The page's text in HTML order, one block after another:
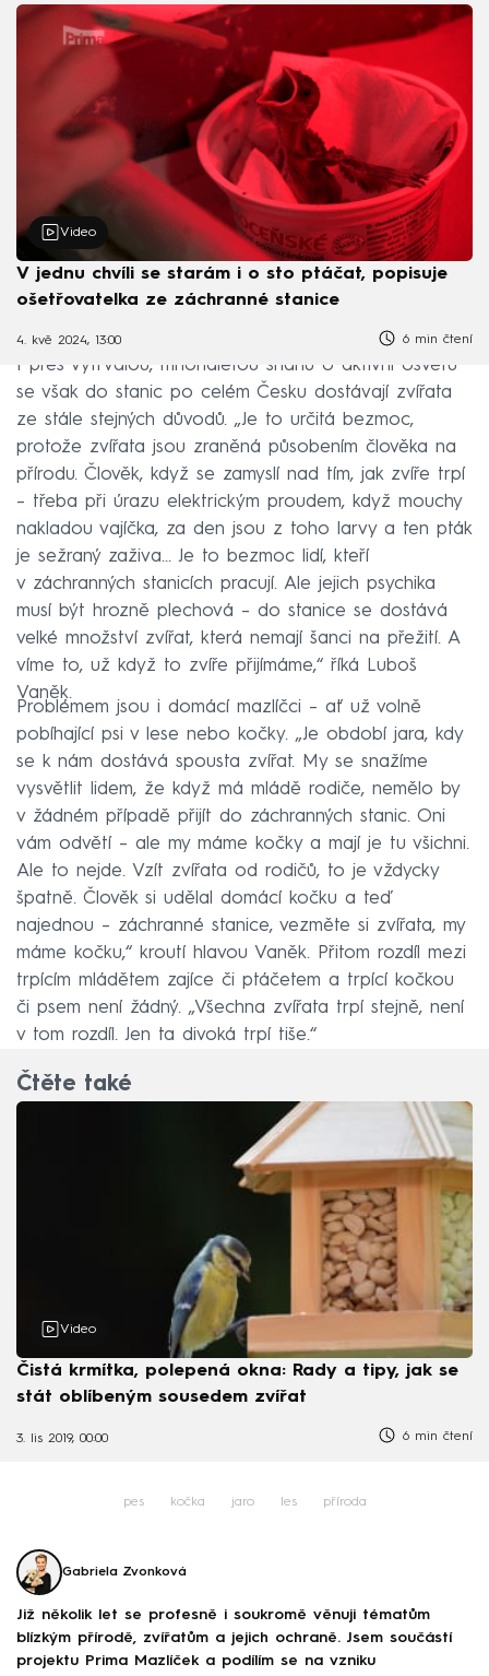
Video
V jednu chvíli se starám i o sto ptáčat, popisuje
ošetřovatelka ze záchranné stanice
4. kvě 2024, 13:00 6 min čtení
I přes vytrvalou, mnohaletou snahu o aktivní osvětu
se však do stanic po celém Česku dostávají zvířata
ze stále stejných důvodů. „Je to určitá bezmoc,
protože zvířata jsou zraněná působením člověka na
přírodu. Člověk, když se zamyslí nad tím, jak zvíře trpí
– třeba při úrazu elektrickým proudem, když mouchy
nakladou vajíčka, za den jsou z toho larvy a ten pták
je sežraný zaživa… Je to bezmoc lidí, kteří
v záchranných stanicích pracují. Ale jejich psychika
musí být hrozně plechová – do stanice se dostává
velké množství zvířat, která nemají šanci na přežití. A
víme to, už když to zvíře přijímáme,“ říká Luboš
Vaněk.
Problémem jsou i domácí mazlíčci – ať už volně
pobíhající psi v lese nebo kočky. „Je období jara, kdy
se k nám dostává spousta zvířat. My se snažíme
vysvětlit lidem, že když má mládě rodiče, nemělo by
v žádném případě přijít do záchranných stanic. Oni
vám odvětí – ale my máme kočky a mají je tu všichni.
Ale to nejde. Vzít zvířata od rodičů, to je vždycky
špatně. Člověk si udělal domácí kočku a teď
najednou – záchranné stanice, vezměte si zvířata, my
máme kočku,“ kroutí hlavou Vaněk. Přitom rozdíl mezi
trpícím mládětem zajíce či ptáčetem a trpící kočkou
či psem není žádný. „Všechna zvířata trpí stejně, není
v tom rozdíl. Jen ta divoká trpí tiše.“
Čtěte také
Video
Čistá krmítka, polepená okna: Rady a tipy, jak se
stát oblíbeným sousedem zvířat
3. lis 2019, 00:00 6 min čtení
pes kočka jaro les příroda
Gabriela Zvonková
Již několik let se profesně i soukromě věnuji tématům
blízkým přírodě, zvířatům a jejich ochraně. Jsem součástí
projektu Prima Mazlíček a podílím se na vzniku